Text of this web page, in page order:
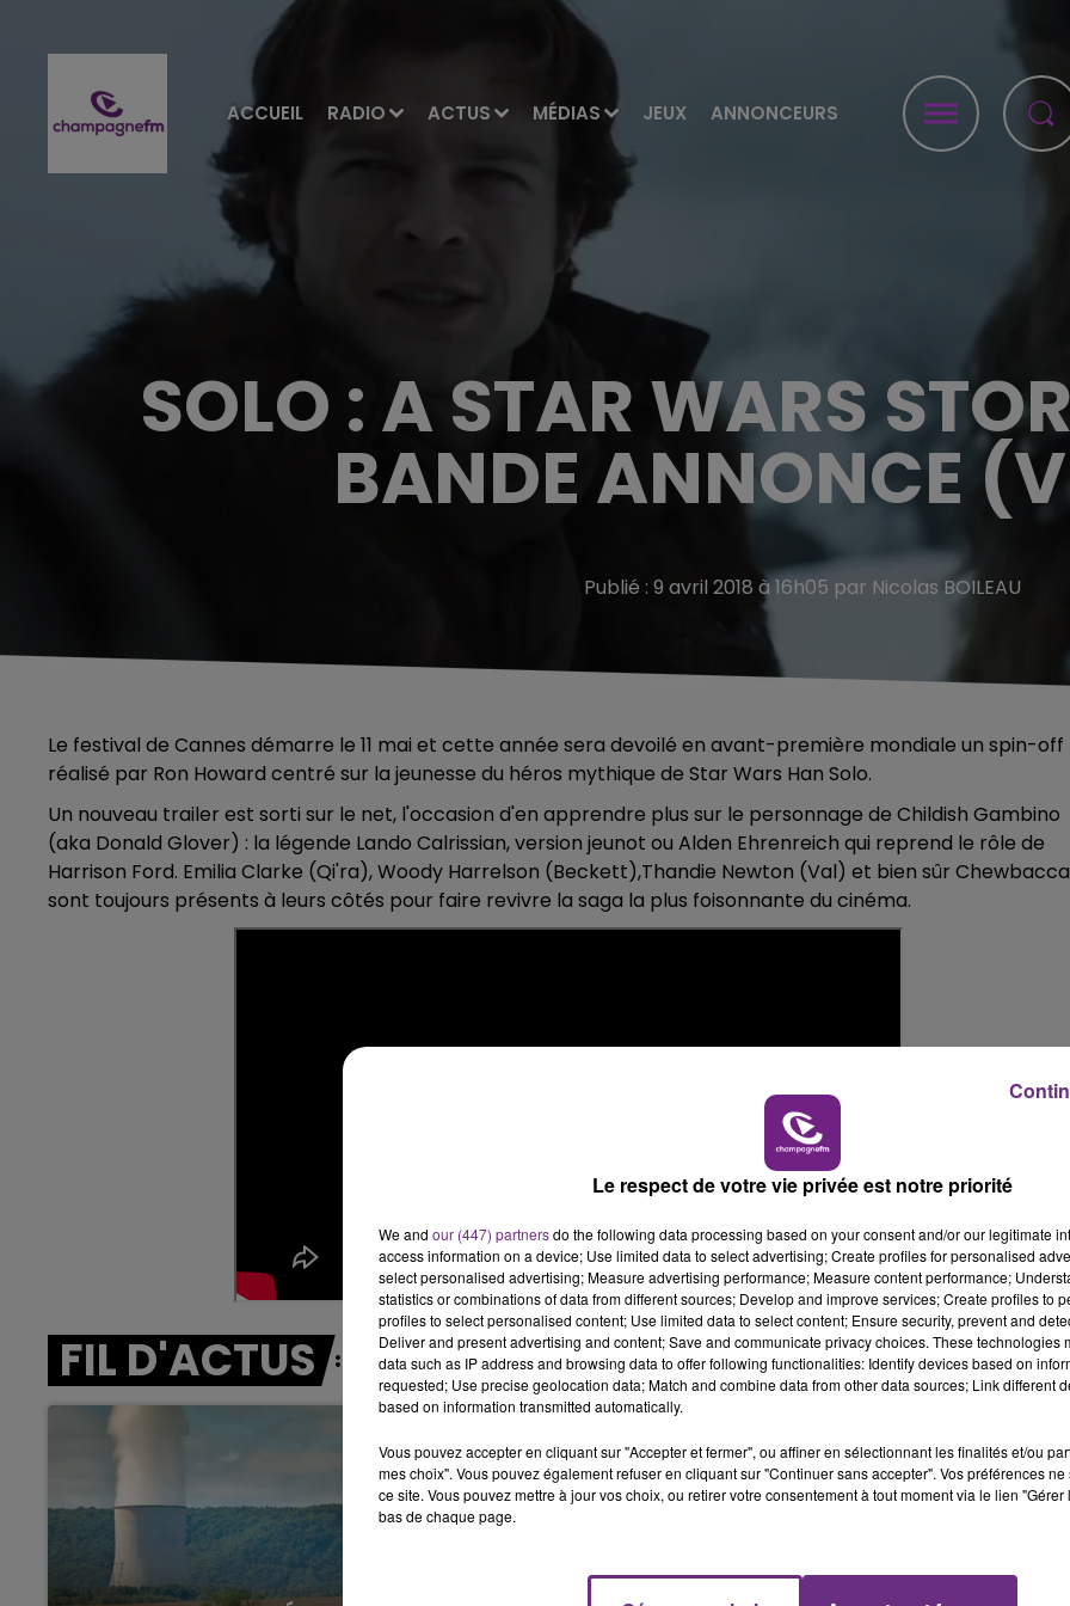
ACCUEIL RADIO ACTUS MÉDIAS JEUX ANNONCEURS
LE WEEK-END CHAMPAGNE FM
SOLO : A STAR WARS
BANDE ANNONCE
Publié : 9 avril 2018 à 16h05 par Nicolas BOILEAU
Le festival de Cannes démarre le 11 mai et cette année sera devoilé en avant-première mondiale un spin-off
réalisé par Ron Howard centré sur la jeunesse du héros mythique de Star Wars Han Solo.
Un nouveau trailer est sorti sur le net, l'occasion d'en apprendre plus sur le personnage de Childish Gambino
(aka Donald Glover) : la légende Lando Calrissian, version jeunot ou Alden Ehrenreich qui reprend le rôle de
Harrison Ford. Emilia Clarke (Qi'ra), Woody Harrelson (Beckett),Thandie Newton (Val) et bien sûr Chewbacca
sont toujours présents à leurs côtés pour faire revivre la saga la plus foisonnante du cinéma.
FIL D'ACTUS
Le respect de votre vie privée est notre priorité
We and our (447) partnersdo the following data processing based on your consent and/or our legitimate
access information on a device; Use limited data to select advertising; Create profiles for personalised
select personalised advertising; Measure advertising performance; Measure content performance;
statistics or combinations of data from different sources; Develop and improve services; Create profiles to
profiles to select personalised content; Use limited data to select content; Ensure security, prevent and
Deliver and present advertising and content; Save and communicate privacy choices. These technologies
data such as IP address and browsing data to offer following functionalities: Identify devices based on
requested; Use precise geolocation data; Match and combine data from other data sources; Link different
based on information transmitted automatically.
Vous pouvez accepter en cliquant sur "Accepter et fermer", ou affiner en sélectionnant les finalités et/ou
mes choix". Vous pouvez également refuser en cliquant sur "Continuer sans accepter". Vos préférences
ce site. Vous pouvez mettre à jour vos choix, ou retirer votre consentement à tout moment via le lien
bas de chaque page.